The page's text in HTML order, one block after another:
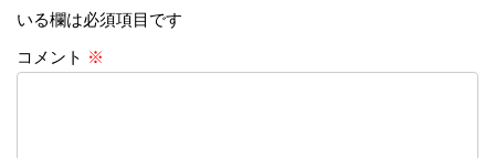
いる欄は必須項目です
コメント ※